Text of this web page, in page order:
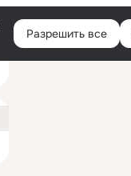
Войти
Разрешить все